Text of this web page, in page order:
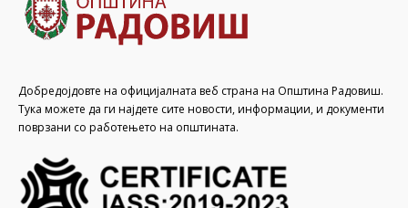
Добредојдовте на официјалната веб страна на Општина Радовиш.
Тука можете да ги најдете сите новости, информации, и документи
поврзани со работењето на општината.